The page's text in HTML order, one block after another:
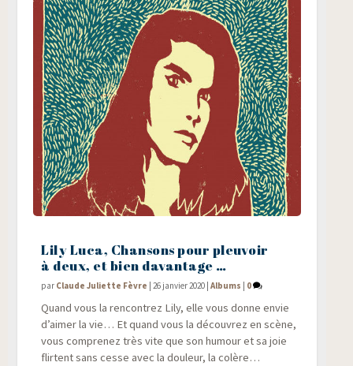
Lily Luca, Chansons pour pleuvoir
à deux, et bien davantage …
par Claude Juliette Fèvre |26 janvier 2020 |Albums 0
Quand vous la ren­con­trez Lily, elle vous donne envie
d’aimer la vie… Et quand vous la décou­vrez en scène,
vous com­pre­nez très vite que son humour et sa joie
flirtent sans cesse avec la dou­leur, la colère…